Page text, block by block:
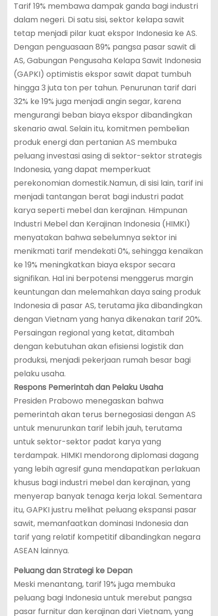
Tarif 19% membawa dampak ganda bagi industri
dalam negeri. Di satu sisi, sektor kelapa sawit
tetap menjadi pilar kuat ekspor Indonesia ke AS.
Dengan penguasaan 89% pangsa pasar sawit di
AS, Gabungan Pengusaha Kelapa Sawit Indonesia
(GAPKI) optimistis ekspor sawit dapat tumbuh
hingga 3 juta ton per tahun. Penurunan tarif dari
32% ke 19% juga menjadi angin segar, karena
mengurangi beban biaya ekspor dibandingkan
skenario awal. Selain itu, komitmen pembelian
produk energi dan pertanian AS membuka
peluang investasi asing di sektor-sektor strategis
Indonesia, yang dapat memperkuat
perekonomian domestik.Namun, di sisi lain, tarif ini
menjadi tantangan berat bagi industri padat
karya seperti mebel dan kerajinan. Himpunan
Industri Mebel dan Kerajinan Indonesia (HIMKI)
menyatakan bahwa sebelumnya sektor ini
menikmati tarif mendekati 0%, sehingga kenaikan
ke 19% meningkatkan biaya ekspor secara
signifikan. Hal ini berpotensi menggerus margin
keuntungan dan melemahkan daya saing produk
Indonesia di pasar AS, terutama jika dibandingkan
dengan Vietnam yang hanya dikenakan tarif 20%.
Persaingan regional yang ketat, ditambah
dengan kebutuhan akan efisiensi logistik dan
produksi, menjadi pekerjaan rumah besar bagi
pelaku usaha.
Respons Pemerintah dan Pelaku Usaha
Presiden Prabowo menegaskan bahwa
pemerintah akan terus bernegosiasi dengan AS
untuk menurunkan tarif lebih jauh, terutama
untuk sektor-sektor padat karya yang
terdampak. HIMKI mendorong diplomasi dagang
yang lebih agresif guna mendapatkan perlakuan
khusus bagi industri mebel dan kerajinan, yang
menyerap banyak tenaga kerja lokal. Sementara
itu, GAPKI justru melihat peluang ekspansi pasar
sawit, memanfaatkan dominasi Indonesia dan
tarif yang relatif kompetitif dibandingkan negara
ASEAN lainnya.
Peluang dan Strategi ke Depan
Meski menantang, tarif 19% juga membuka
peluang bagi Indonesia untuk merebut pangsa
pasar furnitur dan kerajinan dari Vietnam, yang